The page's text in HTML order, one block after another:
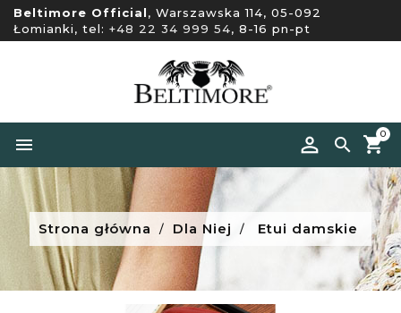
Beltimore Official, Warszawska 114, 05-092
Łomianki, tel: +48 22 34 999 54, 8-16 pn-pt


0
Strona główna Dla Niej Etui damskie